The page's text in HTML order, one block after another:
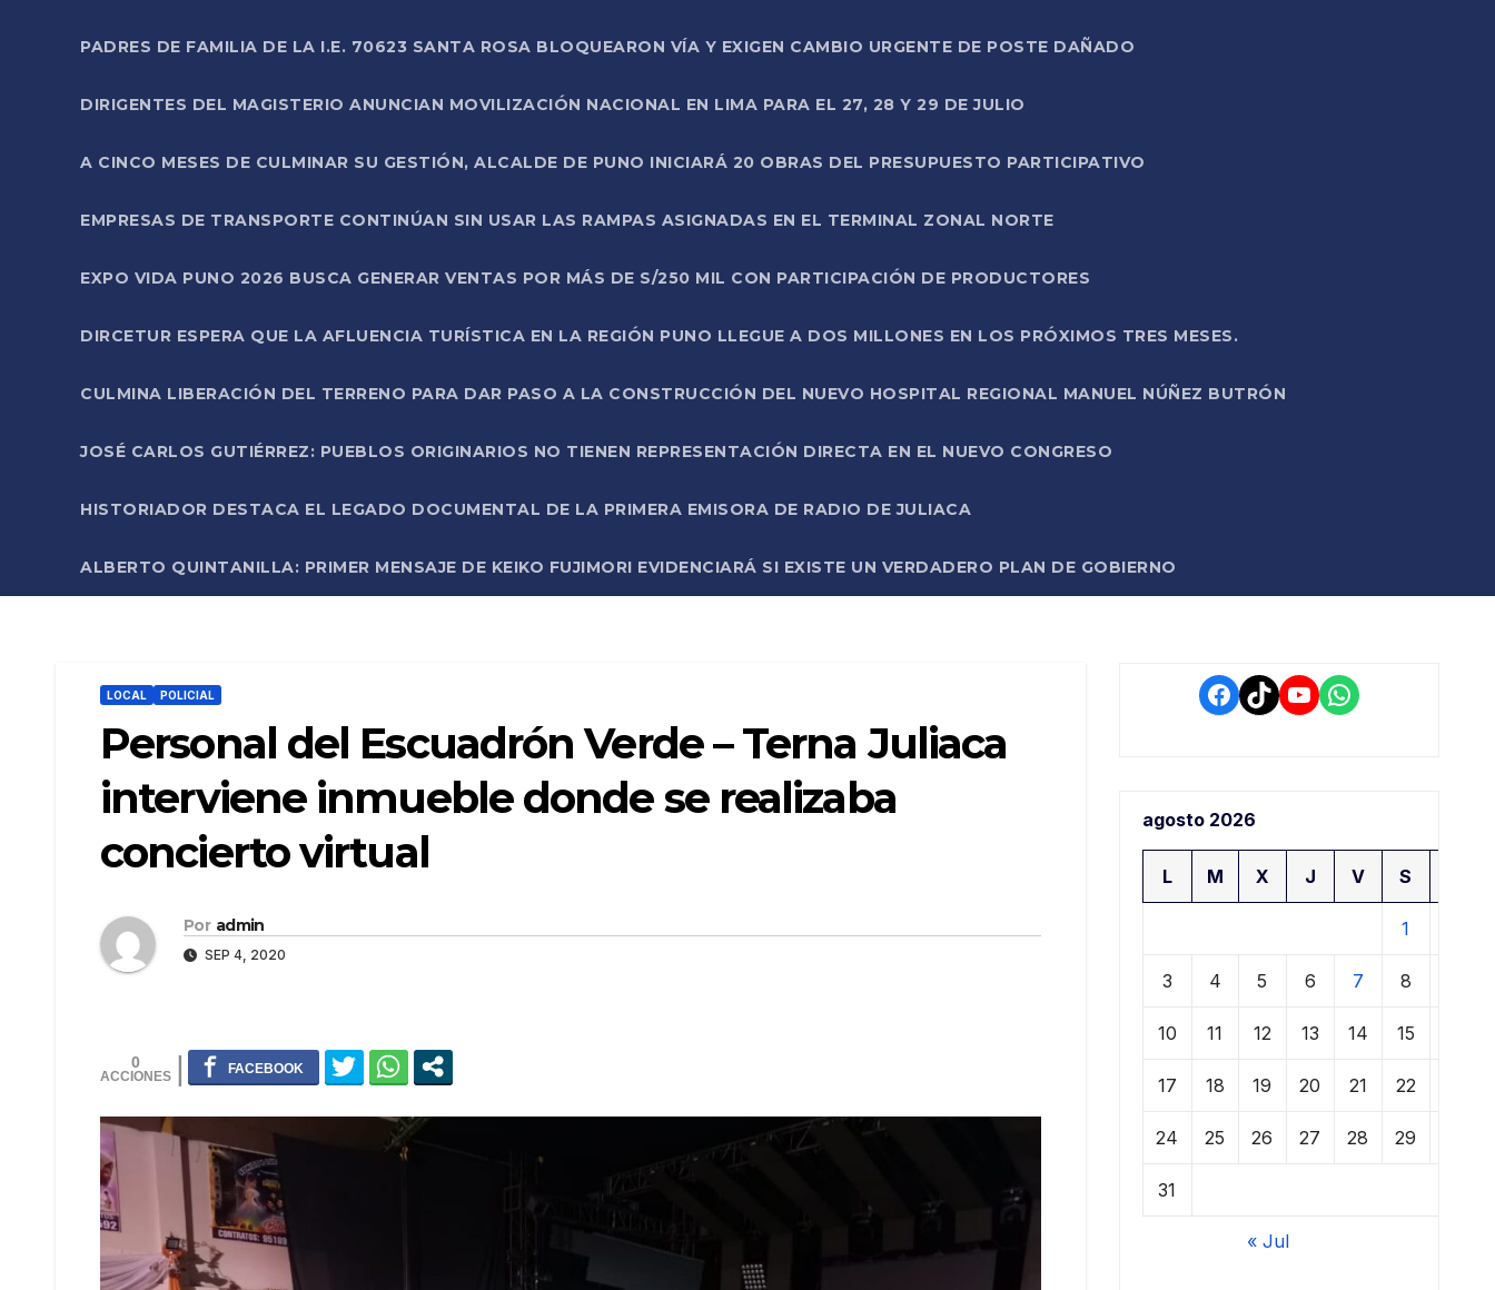
PADRES DE FAMILIA DE LA I.E. 70623 SANTA ROSA BLOQUEARON VÍA Y EXIGEN CAMBIO URGENTE DE POSTE DAÑADO
DIRIGENTES DEL MAGISTERIO ANUNCIAN MOVILIZACIÓN NACIONAL EN LIMA PARA EL 27, 28 Y 29 DE JULIO
A CINCO MESES DE CULMINAR SU GESTIÓN, ALCALDE DE PUNO INICIARÁ 20 OBRAS DEL PRESUPUESTO PARTICIPATIVO
EMPRESAS DE TRANSPORTE CONTINÚAN SIN USAR LAS RAMPAS ASIGNADAS EN EL TERMINAL ZONAL NORTE
EXPO VIDA PUNO 2026 BUSCA GENERAR VENTAS POR MÁS DE S/250 MIL CON PARTICIPACIÓN DE PRODUCTORES
DIRCETUR ESPERA QUE LA AFLUENCIA TURÍSTICA EN LA REGIÓN PUNO LLEGUE A DOS MILLONES EN LOS PRÓXIMOS TRES MESES.
CULMINA LIBERACIÓN DEL TERRENO PARA DAR PASO A LA CONSTRUCCIÓN DEL NUEVO HOSPITAL REGIONAL MANUEL NÚÑEZ BUTRÓN
JOSÉ CARLOS GUTIÉRREZ: PUEBLOS ORIGINARIOS NO TIENEN REPRESENTACIÓN DIRECTA EN EL NUEVO CONGRESO
HISTORIADOR DESTACA EL LEGADO DOCUMENTAL DE LA PRIMERA EMISORA DE RADIO DE JULIACA
ALBERTO QUINTANILLA: PRIMER MENSAJE DE KEIKO FUJIMORI EVIDENCIARÁ SI EXISTE UN VERDADERO PLAN DE GOBIERNO
LOCAL POLICIAL
Personal del Escuadrón Verde – Terna Juliaca
interviene inmueble donde se realizaba
concierto virtual
Por admin
SEP 4, 2020
0
Facebook
TikTokYouTube
WhatsApp
agosto 2026
L M X J V S
1
3 4 5 6 7 8
10 11 12 13 14 15
17 18 19 20 21 22
24 25 26 27 28 29
31
« Jul